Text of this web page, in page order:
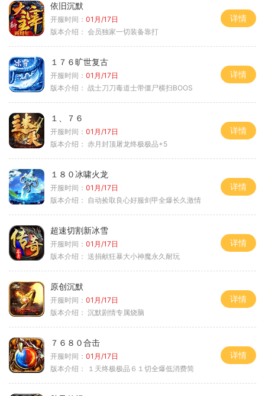
依旧沉默
开服时间： 01月/17日
版本介绍： 会员独家一切装备靠打
详情
１７６旷世复古
开服时间： 01月/17日
版本介绍： 战士刀刀毒道士带僵尸横扫BOOS
详情
１、７６
开服时间： 01月/17日
版本介绍： 赤月封顶屠龙终极极品+5
详情
１８０冰啸火龙
开服时间： 01月/17日
版本介绍： 自动捡取良心好服剑甲全爆长久激情
详情
超速切割新冰雪
开服时间： 01月/17日
版本介绍： 送捐献狂暴大小神魔永久耐玩
详情
原创沉默
开服时间： 01月/17日
版本介绍： 沉默剧情专属烧脑
详情
７６８０合击
开服时间： 01月/17日
版本介绍：
１天终极极品６１切全爆低消费简
详情